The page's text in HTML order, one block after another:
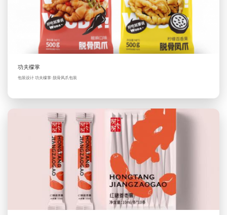
功夫檬掌
包装设计 功夫檬掌·脱骨凤爪包装